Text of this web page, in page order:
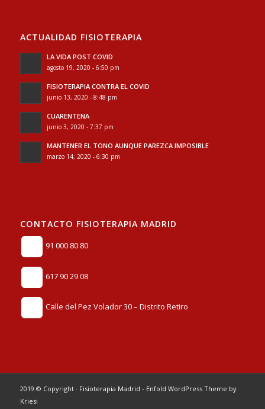
ACTUALIDAD FISIOTERAPIA
LA VIDA POST COVID
agosto 19, 2020 - 6:50 pm
FISIOTERAPIA CONTRA EL COVID
junio 13, 2020 - 8:48 pm
CUARENTENA
junio 3, 2020 - 7:37 pm
MANTENER EL TONO AUNQUE PAREZCA IMPOSIBLE
marzo 14, 2020 - 6:30 pm
CONTACTO FISIOTERAPIA MADRID
91 000 80 80
617 90 29 08
Calle del Pez Volador 30 – Distrito Retiro
2019 © Copyright · Fisioterapia Madrid - Enfold WordPress Theme by
Kriesi